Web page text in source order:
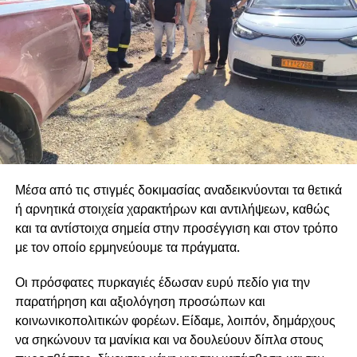
είναι η ασφάλεια των κατοίκων και η προστασία του
πρασίνου.
Η Δημοτική Αρχή θα συνεχίσει με κάθε τρόπο να
αποκαλύπτει στον λαό τις πολιτικές των κυβερνήσεων και
της Ε.Ε, οι οποίες αντί να σχεδιάσουν ολοκληρωμένο
σχέδιο αντιπυρικής προστασίας, αφήνουν χωρίς
προσωπικό, χωρίς μέσα και χωρίς χρηματοδότηση
αντιπυρικής προστασίας, δημιουργώντας άπλετο χώρο
ώστε να κάνουν «πάρτι» εργολάβοι και εταιρείες.
Διεκδικούμε άμεση στελέχωση όλων των Δασαρχείων,
Προστασίας και ολοκληρωμένα έργα πρόληψης, ώστε
να σταματήσουμε να είμαστε κάθε καλοκαίρι αντιμέτωποι
με τους ίδιους κινδύνους και τις καταστροφές.
Μέσα από τις στιγμές δοκιμασίας αναδεικνύονται τα θετικά
ή αρνητικά στοιχεία χαρακτήρων και αντιλήψεων, καθώς
και τα αντίστοιχα σημεία στην προσέγγιση και στον τρόπο
με τον οποίο ερμηνεύουμε τα πράγματα.
Οι πρόσφατες πυρκαγιές έδωσαν ευρύ πεδίο για την
παρατήρηση και αξιολόγηση προσώπων και
κοινωνικοπολιτικών φορέων. Είδαμε, λοιπόν, δημάρχους
να σηκώνουν τα μανίκια και να δουλεύουν δίπλα στους